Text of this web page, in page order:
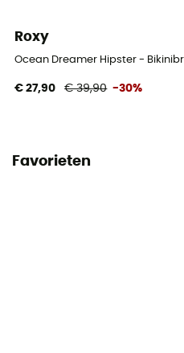
Roxy
Ocean Dreamer Hipster -
€ 27,90 € 39,90 -30%
Favorieten